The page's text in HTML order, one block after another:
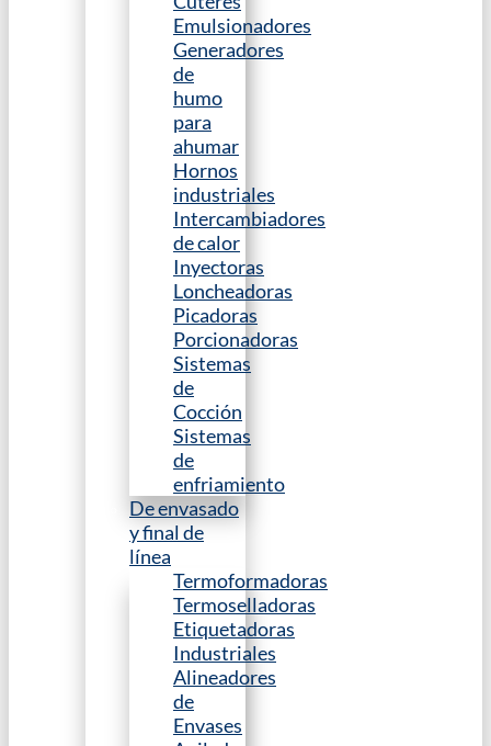
Emulsionadores
Generadores
de
humo
para
ahumar
Hornos
industriales
Intercambiadores
de calor
Inyectoras
Loncheadoras
Picadoras
Porcionadoras
Sistemas
de
Cocción
Sistemas
de
enfriamiento
De envasado
y final de
línea
Termoformadoras
Termoselladoras
Etiquetadoras
Industriales
Alineadores
de
Envases